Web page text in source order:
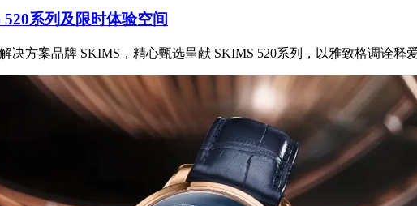
系列及限时体验空间
决方案品牌 SKIMS，精心甄选呈献 SKIMS 520系列，以雅致格调诠释